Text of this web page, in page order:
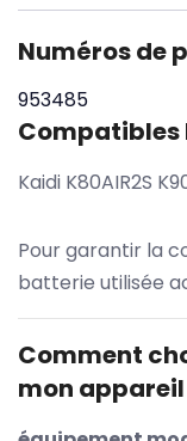
Numéros de
953485
Compatibles
Kaidi K80AIR2S
Pour garantir la
batterie utilisée
Comment
mon appareil